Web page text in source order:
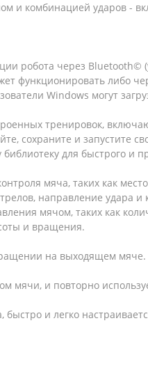
и комбинацией ударов -
робота через Bluetooth©
функционировать либо
Windows могут
тренировок,
сохраните и запустите
для быстрого и
мяча, таких как
направление удара
мячом, таких как
и вращения.
на выходящем мяче.
и повторно
и легко